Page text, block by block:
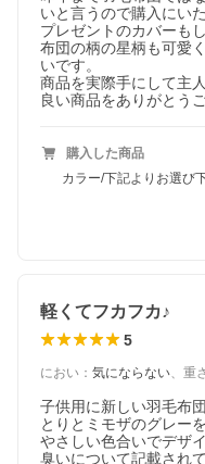
いと言うので購入にい
プレゼントのカバーも
布団の柄の星柄も可愛
いです。
商品を実際手にして主
良い商品をありがとう
購入した商品
カラー/下記よりお選び
軽くてフカフカ♪
5
におい ： 気にならない、 重
子供用に新しい羽毛布
とりとミモザのグレー
やさしい色合いでデザ
臭いについて記載され